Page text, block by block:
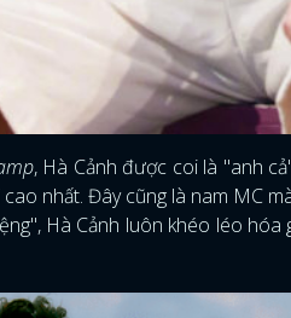
, Hà Cảnh được coi là "anh
nhất. Đây cũng là nam MC
Hà Cảnh luôn khéo léo